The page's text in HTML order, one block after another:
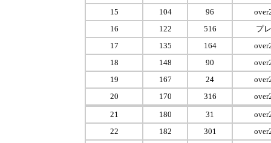
15
104 96
16
122 516
プ
17
135 164
18
148 90
19
167 24
20
170 316
21
180 31
22
182 301